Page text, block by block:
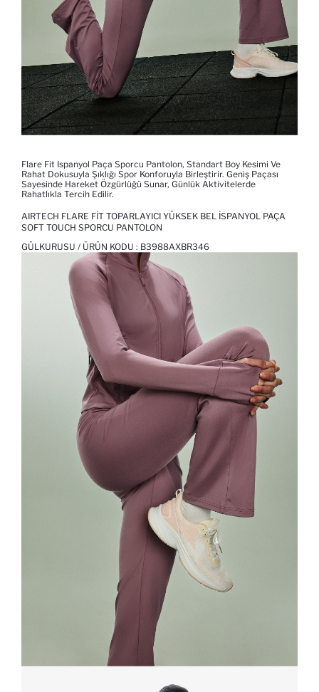
Flare Fit Ispanyol Paça Sporcu Pantolon, Standart Boy Kesimi Ve
Rahat Dokusuyla Şıklığı Spor Konforuyla Birleştirir. Geniş Paçası
Sayesinde Hareket Özgürlüğü Sunar, Günlük Aktivitelerde
Rahatlıkla Tercih Edilir.
AIRTECH FLARE FIT TOPARLAYICI YÜKSEK BEL İSPANYOL PAÇA
SOFT TOUCH SPORCU PANTOLON
GÜLKURUSU / ÜRÜN KODU : B3988AXBR346